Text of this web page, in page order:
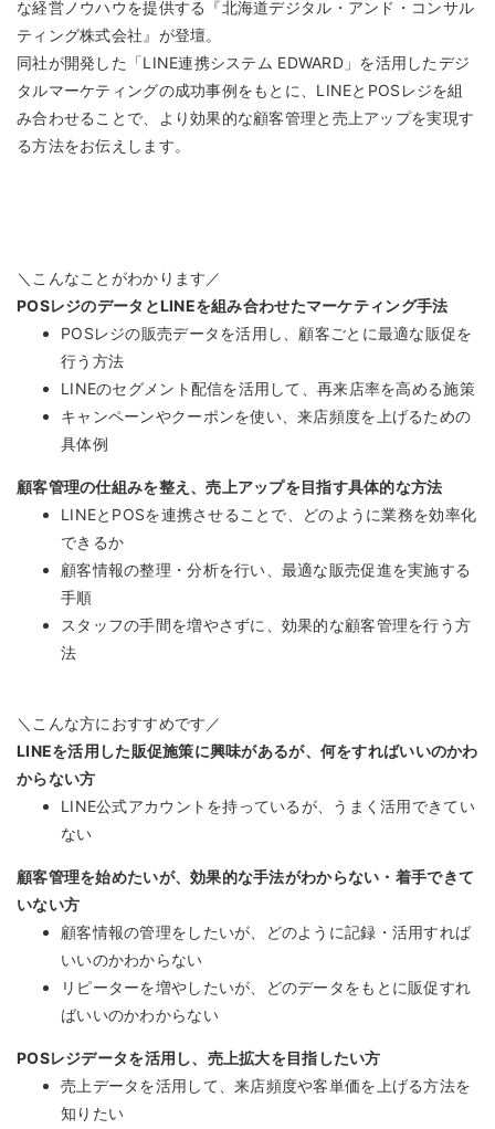
な経営ノウハウを提供する『北海道デジタル・アンド・コンサル
ティング株式会社』が登壇。
同社が開発した「LINE連携システム EDWARD」を活用したデジ
タルマーケティングの成功事例をもとに、LINEとPOSレジを組
み合わせることで、より効果的な顧客管理と売上アップを実現す
る方法をお伝えします。
＼こんなことがわかります／
POSレジのデータとLINEを組み合わせたマーケティング手法
POSレジの販売データを活用し、顧客ごとに最適な販促を
行う方法
LINEのセグメント配信を活用して、再来店率を高める施策
キャンペーンやクーポンを使い、来店頻度を上げるための
具体例
顧客管理の仕組みを整え、売上アップを目指す具体的な方法
LINEとPOSを連携させることで、どのように業務を効率化
できるか
顧客情報の整理・分析を行い、最適な販売促進を実施する
手順
スタッフの手間を増やさずに、効果的な顧客管理を行う方
法
＼こんな方におすすめです／
LINEを活用した販促施策に興味があるが、何をすればいいのかわ
からない方
LINE公式アカウントを持っているが、うまく活用できてい
ない
顧客管理を始めたいが、効果的な手法がわからない・着手できて
いない方
顧客情報の管理をしたいが、どのように記録・活用すれば
いいのかわからない
リピーターを増やしたいが、どのデータをもとに販促すれ
ばいいのかわからない
POSレジデータを活用し、売上拡大を目指したい方
売上データを活用して、来店頻度や客単価を上げる方法を
知りたい